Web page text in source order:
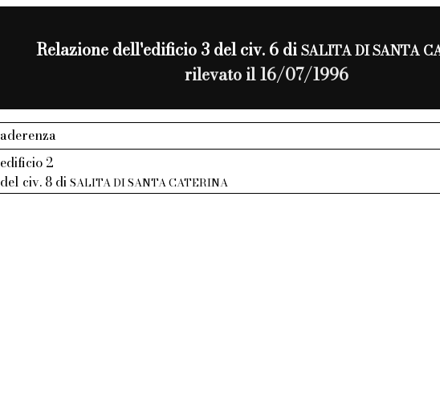
Relazione dell'edificio 3 del civ. 6 diSALITA DI SANTA
rilevato il 16/07/1996
aderenza
edificio 2
del civ. 8 diSALITA DI SANTA CATERINA